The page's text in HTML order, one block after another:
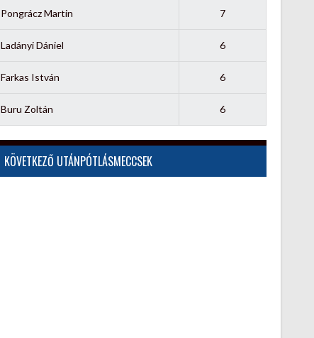
Pongrácz Martin 7
Ladányi Dániel 6
Farkas István 6
Buru Zoltán 6
KÖVETKEZŐ UTÁNPÓTLÁSMECCSEK